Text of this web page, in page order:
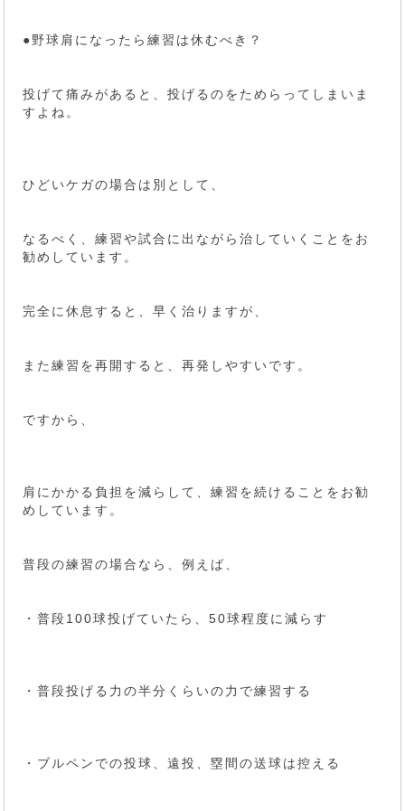
●野球肩になったら練習は休むべき？
投げて痛みがあると、投げるのをためらってしまいま
すよね。
ひどいケガの場合は別として、
なるべく、練習や試合に出ながら治していくことをお
勧めしています。
完全に休息すると、早く治りますが、
また練習を再開すると、再発しやすいです。
ですから、
肩にかかる負担を減らして、練習を続けることをお勧
めしています。
普段の練習の場合なら、例えば、
・普段100球投げていたら、50球程度に減らす
・普段投げる力の半分くらいの力で練習する
・ブルペンでの投球、遠投、塁間の送球は控える